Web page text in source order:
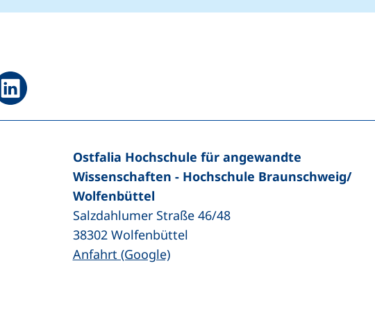
Facebook teilen (externer Link, öffnet neues Fenster)
über LinkedIn teilen (externer Link, öffnet neues Fenster)
Ostfalia Hochschule für angewandte
Wissenschaften - Hochschule Braunschweig/​
Wolfenbüttel
Salzdahlumer Straße 46/48
38302 Wolfenbüttel
Anfahrt (Google)(externer Link, öffnet neues Fenster)